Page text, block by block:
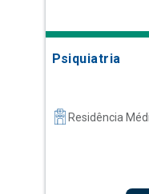
Psiquiatria
Residência